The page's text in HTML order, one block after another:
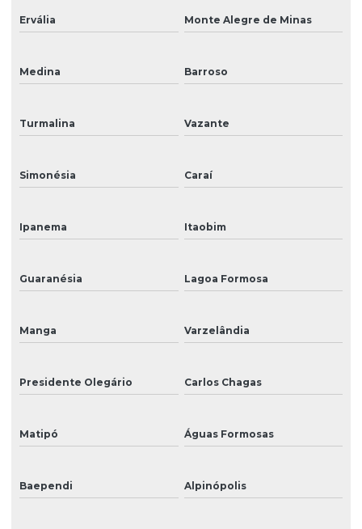
Ervália Monte Alegre de Minas
Medina Barroso
Turmalina Vazante
Simonésia Caraí
Ipanema Itaobim
Guaranésia Lagoa Formosa
Manga Varzelândia
Presidente Olegário Carlos Chagas
Matipó Águas Formosas
Baependi Alpinópolis